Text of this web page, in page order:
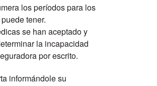
los períodos para los
tener.
se han aceptado y
la incapacidad
por escrito.
informándole su